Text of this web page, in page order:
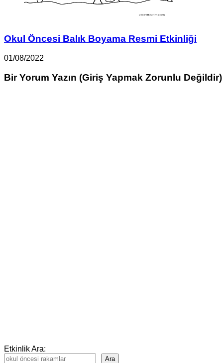
Okul Öncesi Balık Boyama Resmi Etkinliği
01/08/2022
Bir Yorum Yazın (Giriş Yapmak Zorunlu Değildir)
Etkinlik Ara:
Ara